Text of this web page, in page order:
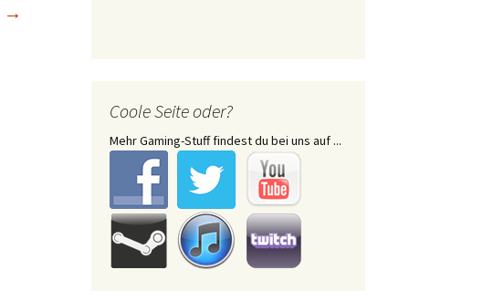
→
Coole Seite oder?
Mehr Gaming-Stuff findest du bei uns auf ...